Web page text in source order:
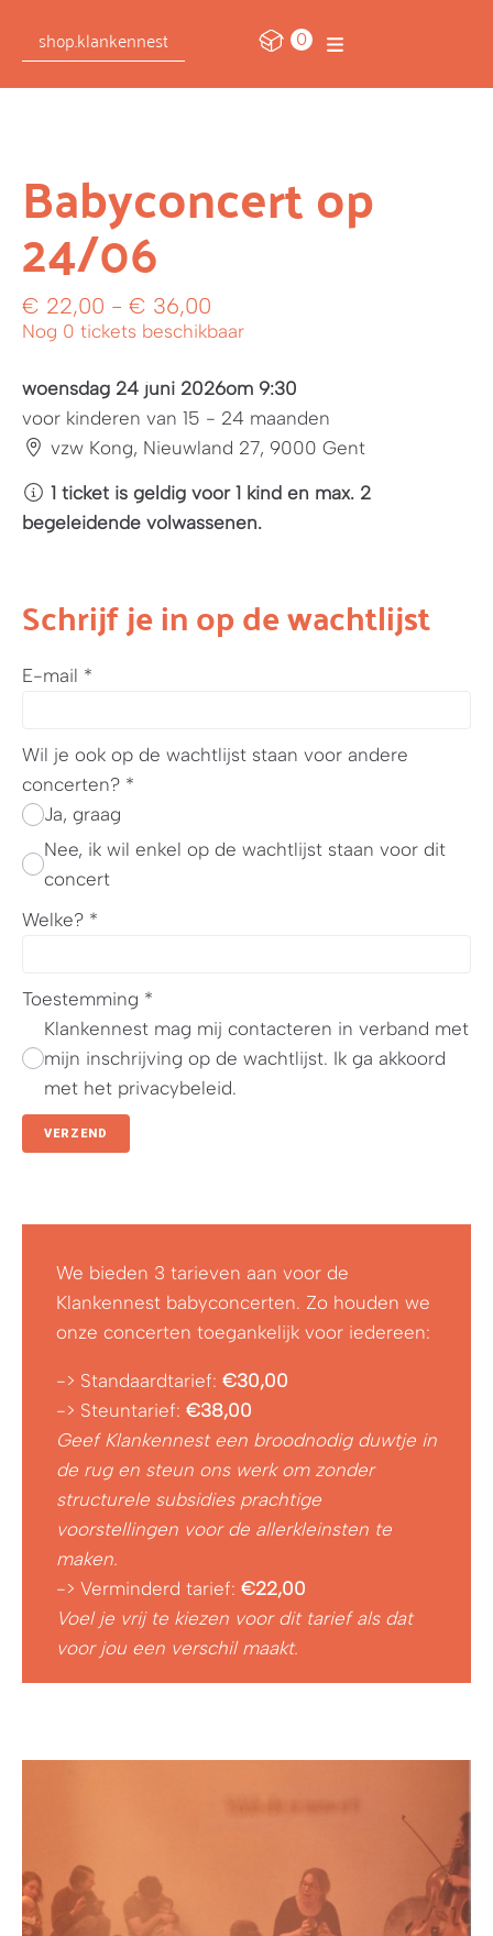
shop.klankennest 0
Babyconcert op
24/06
€ 22,00 - € 36,00
Nog 0 tickets beschikbaar
woensdag 24 juni 2026om 9:30
voor kinderen van 15 - 24 maanden
vzw Kong, Nieuwland 27, 9000 Gent
1 ticket is geldig voor 1 kind en max. 2
begeleidende volwassenen.
Schrijf je in op de wachtlijst
E-mail *
Wil je ook op de wachtlijst staan voor andere
concerten? *
Ja, graag
Nee, ik wil enkel op de wachtlijst staan voor dit
concert
Welke? *
Toestemming *
Klankennest mag mij contacteren in verband met
mijn inschrijving op de wachtlijst. Ik ga akkoord
met het privacybeleid.
VERZEND
We bieden 3 tarieven aan voor de
Klankennest babyconcerten. Zo houden we
onze concerten toegankelijk voor iedereen:
-> Standaardtarief: €30,00
-> Steuntarief: €38,00
Geef Klankennest een broodnodig duwtje in
de rug en steun ons werk om zonder
structurele subsidies prachtige
voorstellingen voor de allerkleinsten te
maken.
-> Verminderd tarief: €22,00
Voel je vrij te kiezen voor dit tarief als dat
voor jou een verschil maakt.